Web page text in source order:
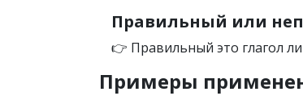
Правильный или
👉 Правильный это глагол ли
Примеры